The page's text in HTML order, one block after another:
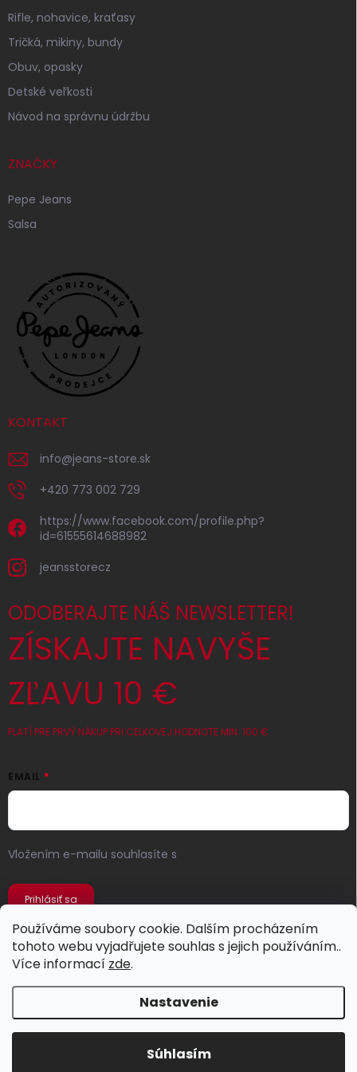
Používáme soubory cookie. Dalším procházením
tohoto webu vyjadřujete souhlas s jejich používáním..
Více informací zde.
Nastavenie
Súhlasím
Rifle, nohavice, kraťasy
Tričká, mikiny, bundy
Obuv, opasky
Detské veľkosti
Návod na správnu údržbu
ZNAČKY
Pepe Jeans
Salsa
KONTAKT
info@jeans-store.sk
+420 773 002 729
https://www.facebook.com/profile.php?
id=61555614688982
jeansstorecz
ODOBERAJTE NÁŠ NEWSLETTER!
ZÍSKAJTE NAVYŠE
ZĽAVU 10 €
PLATÍ PRE PRVÝ NÁKUP PRI CELKOVEJ HODNOTE MIN. 100 €
EMAIL
Vložením e-mailu souhlasíte s
Prihlásiť sa
Jeans Store . Všetky práva vyhradené.